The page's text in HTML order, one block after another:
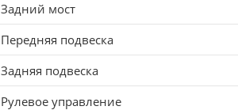
Задний мост
Передняя подвеска
Задняя подвеска
Рулевое управление